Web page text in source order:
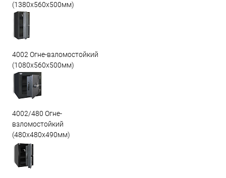
(1380х560х500мм)
4002 Огне-взломостойкий
(1080х560х500мм)
4002/480 Огне-
взломостойкий
(480х480х490мм)